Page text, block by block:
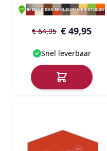
€ 49,95
€ 64,95
Snel leverbaar